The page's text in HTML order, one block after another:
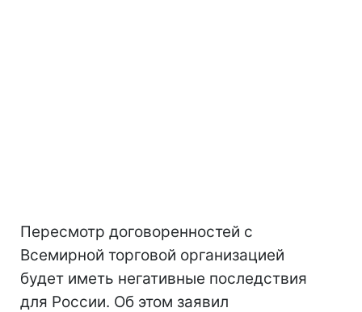
Пересмотр договоренностей с
Всемирной торговой организацией
будет иметь негативные последствия
для России. Об этом заявил